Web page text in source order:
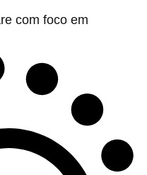
com foco em